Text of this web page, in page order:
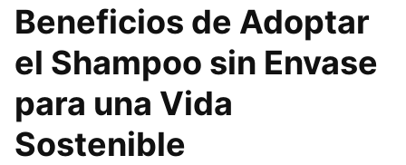
Beneficios de Adoptar
el Shampoo sin Envase
para una Vida
Sostenible